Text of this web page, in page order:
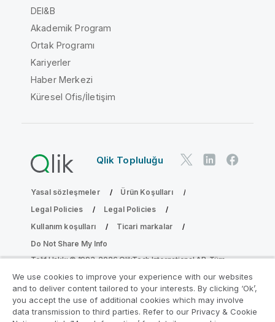
DEI&B
Akademik Program
Ortak Programı
Kariyerler
Haber Merkezi
Küresel Ofis/İletişim
Qlik Topluluğu
Yasal sözleşmeler
Ürün Koşulları
Legal Policies
Legal Policies
Kullanım koşulları
Ticari markalar
Do Not Share My Info
Telif Hakkı © 1993-2026 QlikTech International AB. Tüm
Analiz Modernleştirme Programına katılın
We use cookies to improve your experience with our websites
and to deliver content tailored to your interests. By clicking ‘Ok’,
you accept the use of additional cookies which may involve
data transmission to third parties. Refer to our Privacy & Cookie